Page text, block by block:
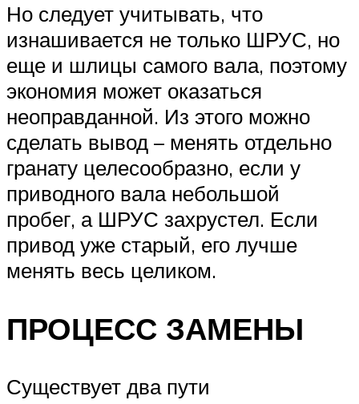
Но следует учитывать, что
изнашивается не только ШРУС, но
еще и шлицы самого вала, поэтому
экономия может оказаться
неоправданной. Из этого можно
сделать вывод – менять отдельно
гранату целесообразно, если у
приводного вала небольшой
пробег, а ШРУС захрустел. Если
привод уже старый, его лучше
менять весь целиком.
ПРОЦЕСС ЗАМЕНЫ
Существует два пути